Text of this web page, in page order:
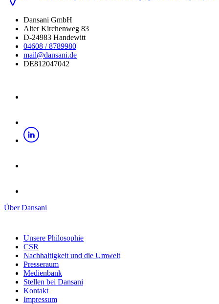
Dansani GmbH
Alter Kirchenweg 83
D-24983 Handewitt
04608 / 8789980
mail@dansani.de
DE812047042
Über Dansani
Unsere Philosophie
CSR
Nachhaltigkeit und die Umwelt
Presseraum
Medienbank
Stellen bei Dansani
Kontakt
Impressum